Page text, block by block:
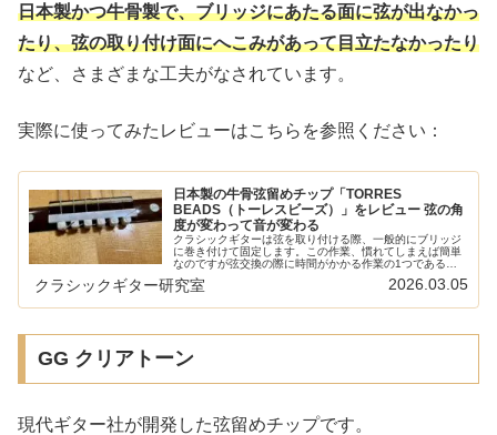
日本製かつ牛骨製で、ブリッジにあたる面に弦が出なかっ
たり、弦の取り付け面にへこみがあって目立たなかったり
など、さまざまな工夫がなされています。
実際に使ってみたレビューはこちらを参照ください：
日本製の牛骨弦留めチップ「TORRES
BEADS（トーレスビーズ）」をレビュー 弦の角
度が変わって音が変わる
クラシックギターは弦を取り付ける際、一般的にブリッジ
に巻き付けて固定します。この作業、慣れてしまえば簡単
なのですが弦交換の際に時間がかかる作業の1つであるこ
とは間違いありません。また、取り付けに失敗すると弦飛
びが発生して表面板が傷つくことも...
クラシックギター研究室 2026.03.05
GG クリアトーン
現代ギター社が開発した弦留めチップです。